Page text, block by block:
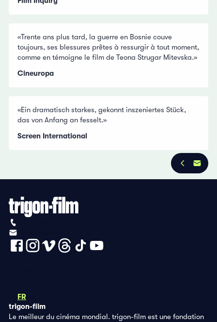
«Trente ans plus tard, la guerre en Bosnie couve
toujours, ses blessures prêtes à ressurgir à tout moment,
comme en témoigne le film de Teona Strugar Mitevska.»
Cineuropa
«Ein dramatisch starkes, gekonnt inszeniertes Stück,
das von Anfang an fesselt.»
Screen International
FR
trigon-film
Le meilleur du cinéma mondial. trigon-film est une fondation